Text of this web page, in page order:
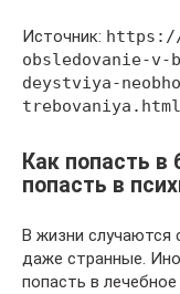
Источник: https://
obsledovanie-
deystviya-
trebovaniya.html
Как попасть в
попасть в
В жизни случаются
даже странные.
попасть в